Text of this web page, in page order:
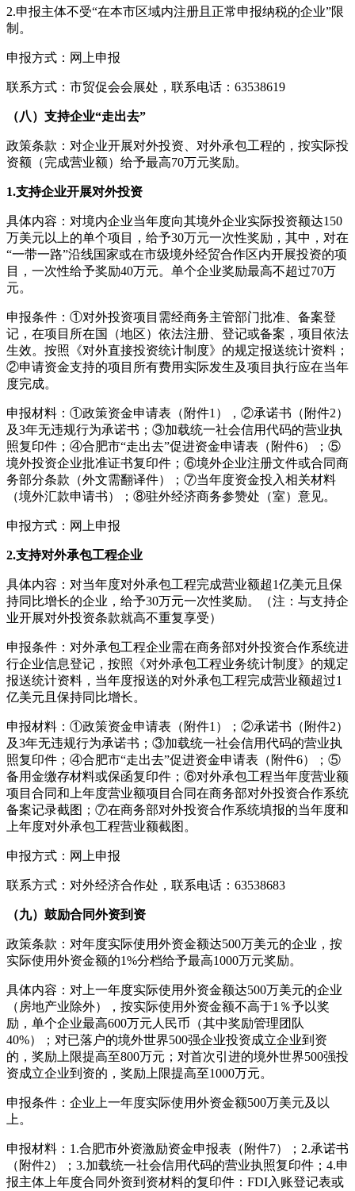
2.申报主体不受“在本市区域内注册且正常申报纳税的企业”限
制。
申报方式：网上申报
联系方式：市贸促会会展处，联系电话：63538619
（八）支持企业“走出去”
政策条款：对企业开展对外投资、对外承包工程的，按实际投
资额（完成营业额）给予最高70万元奖励。
1.支持企业开展对外投资
具体内容：对境内企业当年度向其境外企业实际投资额达150
万美元以上的单个项目，给予30万元一次性奖励，其中，对在
“一带一路”沿线国家或在市级境外经贸合作区内开展投资的项
目，一次性给予奖励40万元。单个企业奖励最高不超过70万
元。
申报条件：①对外投资项目需经商务主管部门批准、备案登
记，在项目所在国（地区）依法注册、登记或备案，项目依法
生效。按照《对外直接投资统计制度》的规定报送统计资料；
②申请资金支持的项目所有费用实际发生及项目执行应在当年
度完成。
申报材料：①政策资金申请表（附件1），②承诺书（附件2）
及3年无违规行为承诺书；③加载统一社会信用代码的营业执
照复印件；④合肥市“走出去”促进资金申请表（附件6）；⑤
境外投资企业批准证书复印件；⑥境外企业注册文件或合同商
务部分条款（外文需翻译件）；⑦当年度资金投入相关材料
（境外汇款申请书）；⑧驻外经济商务参赞处（室）意见。
申报方式：网上申报
2.支持对外承包工程企业
具体内容：对当年度对外承包工程完成营业额超1亿美元且保
持同比增长的企业，给予30万元一次性奖励。（注：与支持企
业开展对外投资条款就高不重复享受）
申报条件：对外承包工程企业需在商务部对外投资合作系统进
行企业信息登记，按照《对外承包工程业务统计制度》的规定
报送统计资料，当年度报送的对外承包工程完成营业额超过1
亿美元且保持同比增长。
申报材料：①政策资金申请表（附件1）；②承诺书（附件2）
及3年无违规行为承诺书；③加载统一社会信用代码的营业执
照复印件；④合肥市“走出去”促进资金申请表（附件6）；⑤
备用金缴存材料或保函复印件；⑥对外承包工程当年度营业额
项目合同和上年度营业额项目合同在商务部对外投资合作系统
备案记录截图；⑦在商务部对外投资合作系统填报的当年度和
上年度对外承包工程营业额截图。
申报方式：网上申报
联系方式：对外经济合作处，联系电话：63538683
（九）鼓励合同外资到资
政策条款：对年度实际使用外资金额达500万美元的企业，按
实际使用外资金额的1%分档给予最高1000万元奖励。
具体内容：对上一年度实际使用外资金额达500万美元的企业
（房地产业除外），按实际使用外资金额不高于1％予以奖
励，单个企业最高600万元人民币（其中奖励管理团队
40%）；对已落户的境外世界500强企业投资成立企业到资
的，奖励上限提高至800万元；对首次引进的境外世界500强投
资成立企业到资的，奖励上限提高至1000万元。
申报条件：企业上一年度实际使用外资金额500万美元及以
上。
申报材料：1.合肥市外资激励资金申报表（附件7）；2.承诺书
（附件2）；3.加载统一社会信用代码的营业执照复印件；4.申
报主体上年度合同外资到资材料的复印件：FDI入账登记表或